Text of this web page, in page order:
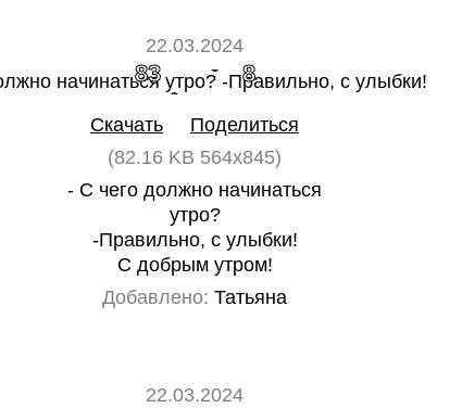
22.03.2024
83 8
Скачать
Поделиться
(82.16 KB 564x845)
- С чего должно начинаться
утро?
-Правильно, с улыбки!
С добрым утром!
Добавлено: Татьяна
22.03.2024